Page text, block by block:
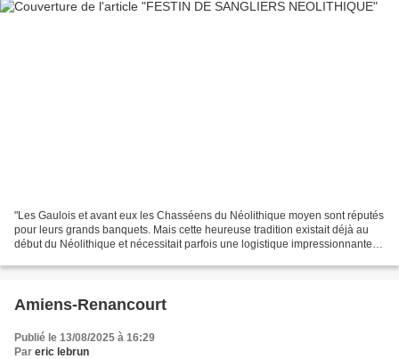
"Les Gaulois et avant eux les Chasséens du Néolithique moyen sont réputés
pour leurs grands banquets. Mais cette heureuse tradition existait déjà au
début du Néolithique et nécessitait parfois une logistique impressionnante et
Amiens-Renancourt
Publié le 13/08/2025 à 16:29
Par eric lebrun